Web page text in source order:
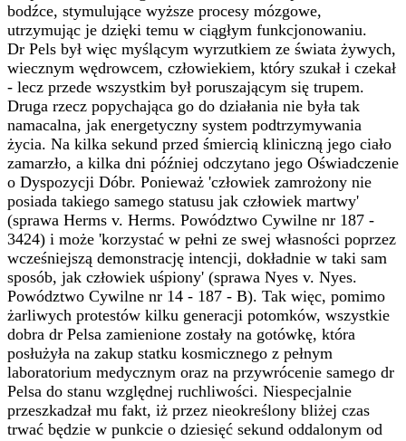
bodźce, stymulujące wyższe procesy mózgowe,
utrzymując je dzięki temu w ciągłym funkcjonowaniu.
Dr Pels był więc myślącym wyrzutkiem ze świata żywych,
wiecznym wędrowcem, człowiekiem, który szukał i czekał
- lecz przede wszystkim był poruszającym się trupem.
Druga rzecz popychająca go do działania nie była tak
namacalna, jak energetyczny system podtrzymywania
życia. Na kilka sekund przed śmiercią kliniczną jego ciało
zamarzło, a kilka dni później odczytano jego Oświadczenie
o Dyspozycji Dóbr. Ponieważ 'człowiek zamrożony nie
posiada takiego samego statusu jak człowiek martwy'
(sprawa Herms v. Herms. Powództwo Cywilne nr 187 -
3424) i może 'korzystać w pełni ze swej własności poprzez
wcześniejszą demonstrację intencji, dokładnie w taki sam
sposób, jak człowiek uśpiony' (sprawa Nyes v. Nyes.
Powództwo Cywilne nr 14 - 187 - B). Tak więc, pomimo
żarliwych protestów kilku generacji potomków, wszystkie
dobra dr Pelsa zamienione zostały na gotówkę, która
posłużyła na zakup statku kosmicznego z pełnym
laboratorium medycznym oraz na przywrócenie samego dr
Pelsa do stanu względnej ruchliwości. Niespecjalnie
przeszkadzał mu fakt, iż przez nieokreślony bliżej czas
trwać będzie w punkcie o dziesięć sekund oddalonym od